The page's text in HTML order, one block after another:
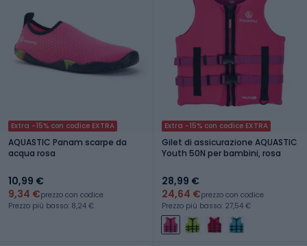
Extra -15% con codice EXTRA
AQUASTIC Panam scarpe da
acqua rosa
10,99 €
9,34 €prezzo con codice
Prezzo più basso: 8,24 €
Extra -15% con codice EXTRA
Gilet di assicurazione AQUASTIC
Youth 50N per bambini, rosa
28,99 €
24,64 €prezzo con codice
Prezzo più basso: 27,54 €